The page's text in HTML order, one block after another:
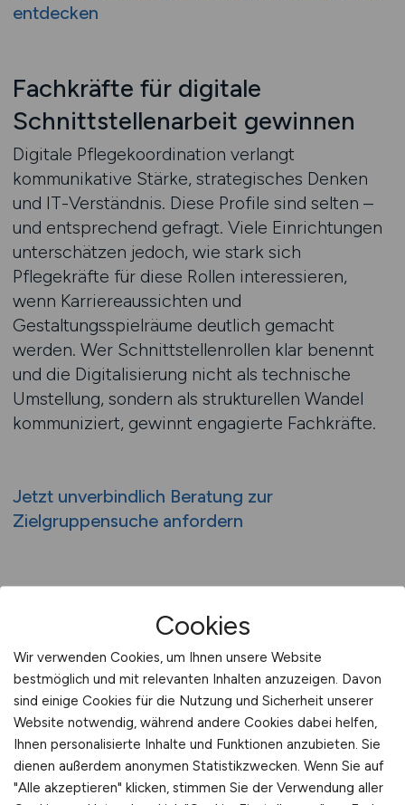
entdecken
Fachkräfte für digitale
Schnittstellenarbeit gewinnen
Digitale Pflegekoordination verlangt
kommunikative Stärke, strategisches Denken
und IT-Verständnis. Diese Profile sind selten –
und entsprechend gefragt. Viele Einrichtungen
unterschätzen jedoch, wie stark sich
Pflegekräfte für diese Rollen interessieren,
wenn Karriereaussichten und
Gestaltungsspielräume deutlich gemacht
werden. Wer Schnittstellenrollen klar benennt
und die Digitalisierung nicht als technische
Umstellung, sondern als strukturellen Wandel
kommuniziert, gewinnt engagierte Fachkräfte.
Jetzt unverbindlich Beratung zur
Zielgruppensuche anfordern
GESUNDHEIT.JOBS: Plattform für
moderne Pflegekoordinatoren
Digitale Pflegekoordination ist
erklärungsbedürftig – GESUNDHEIT.JOBS
schafft den Raum dafür. Einrichtungen können
ihre strategischen Rollenprofile gezielt
darstellen und erreichen genau jene
Bewerberinnen und Bewerber, die koordinative
Cookies
Wir verwenden Cookies, um Ihnen unsere Website
bestmöglich und mit relevanten Inhalten anzuzeigen. Davon
sind einige Cookies für die Nutzung und Sicherheit unserer
Website notwendig, während andere Cookies dabei helfen,
Ihnen personalisierte Inhalte und Funktionen anzubieten. Sie
dienen außerdem anonymen Statistikzwecken. Wenn Sie auf
"Alle akzeptieren" klicken, stimmen Sie der Verwendung aller